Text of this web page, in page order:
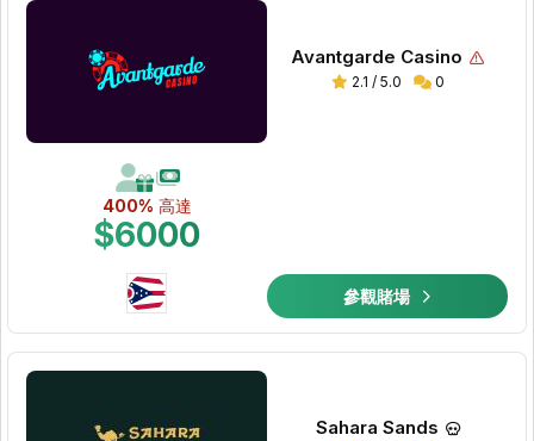
Avantgarde Casino
2.1 / 5.0 0
400% 高達
$6000
參觀賭場
Sahara Sands